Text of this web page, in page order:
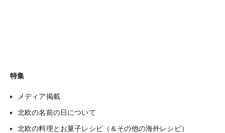
特集
メディア掲載
北欧の名前の日について
北欧の料理とお菓子レシピ（＆その他の海外レシピ）